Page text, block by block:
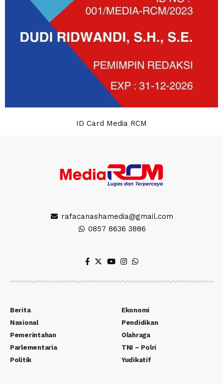
ID Card Media RCM
rafacanashamedia@gmail.com
0857 8636 3886
Berita
Nasional
Pemerintahan
Parlementaria
Politik
Ekonomi
Pendidikan
Olahraga
TNI – Polri
Yudikatif